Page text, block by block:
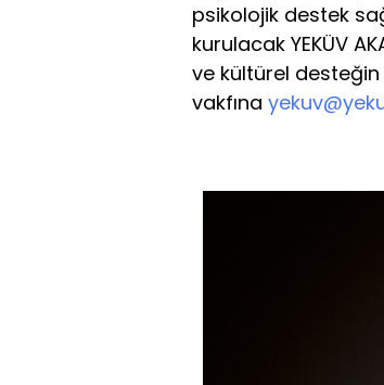
psikolojik destek
kurulacak YEKÜV
ve kültürel desteğin
vakfına